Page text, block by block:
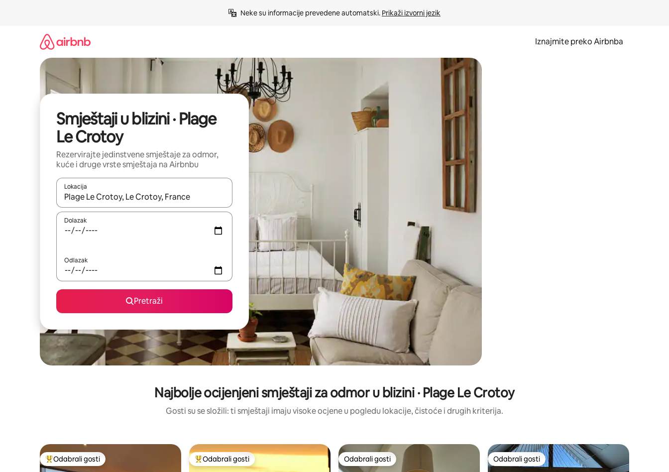
Neke su informacije prevedene automatski. Prikaži izvorni jezik
Iznajmite preko Airbnba
Smještaji u blizini · Plage
Le Crotoy
Rezervirajte jedinstvene smještaje za odmor,
kuće i druge vrste smještaja na Airbnbu
Lokacija
Kada budu dostupni rezultati, moći ćete ih pregledati koristeći se strelicama prema gore i prema dolje, kao i dodirom ili prelaskom prstom po zaslonu.
Dolazak
Odlazak
Pretraži
Najbolje ocijenjeni smještaji za odmor u blizini · Plage Le Crotoy
Gosti su se složili: ti smještaji imaju visoke ocjene u pogledu lokacije, čistoće i drugih kriterija.
Među najviše rangiranima s oznakom „Odabrali gosti”
Odabrali gosti Među najviše rangiranima s oznakom „Odabrali gosti”
Odabrali gosti Odabrali gosti
Odabrali gosti Odabrali gosti
Odabrali gosti